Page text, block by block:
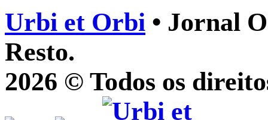
Urbi et Orbi • Jornal
Resto.
2026 © Todos os